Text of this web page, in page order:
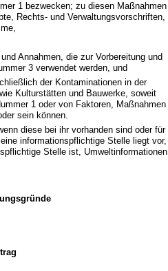
1 bezwecken; zu diesen Maßnahmen
Rechts- und Verwaltungsvorschriften,
Annahmen, die zur Vorbereitung und
3 verwendet werden, und
der Kontaminationen in der
Kulturstätten und Bauwerke, soweit
1 oder von Faktoren, Maßnahmen
sein können.
diese bei ihr vorhanden sind oder für
informationspflichtige Stelle liegt vor,
Stelle ist, Umweltinformationen